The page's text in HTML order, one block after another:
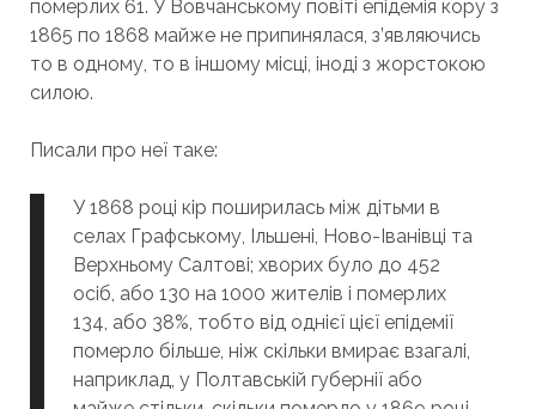
померлих 61. У Вовчанському повіті епідемія кору з
1865 по 1868 майже не припинялася, з’являючись
то в одному, то в іншому місці, іноді з жорстокою
силою.
Писали про неї таке:
У 1868 році кір поширилась між дітьми в
селах Графському, Ільшені, Ново-Іванівці та
Верхньому Салтові; хворих було до 452
осіб, або 130 на 1000 жителів і померлих
134, або 38%, тобто від однієї цієї епідемії
померло більше, ніж скільки вмирає взагалі,
наприклад, у Полтавській губернії або